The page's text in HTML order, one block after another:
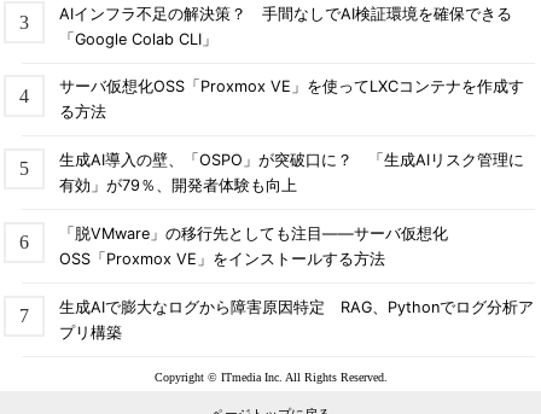
AIインフラ不足の解決策？ 手間なしでAI検証環境を確保できる
「Google Colab CLI」
サーバ仮想化OSS「Proxmox VE」を使ってLXCコンテナを作成す
る方法
生成AI導入の壁、「OSPO」が突破口に？ 「生成AIリスク管理に
有効」が79％、開発者体験も向上
「脱VMware」の移行先としても注目――サーバ仮想化
OSS「Proxmox VE」をインストールする方法
生成AIで膨大なログから障害原因特定 RAG、Pythonでログ分析ア
プリ構築
Copyright © ITmedia Inc. All Rights Reserved.